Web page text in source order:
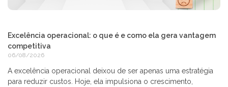
Excelência operacional: o que é e como ela gera vantagem
competitiva
06/08/2026
A excelência operacional deixou de ser apenas uma estratégia
para reduzir custos. Hoje, ela impulsiona o crescimento,